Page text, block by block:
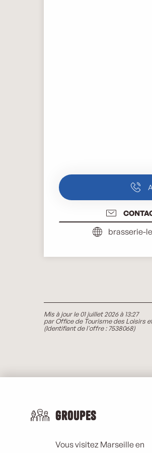
brasserie-
Mis à jour le 01 juillet 2026 à 13:27
par Office de Tourisme des Loisirs
(Identifiant de l'offre : 7538068)
Groupes
Vous visitez Marseille en